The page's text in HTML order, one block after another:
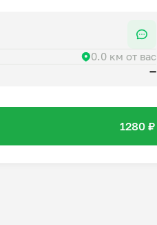
0.0 км от вас
—
1280 ₽